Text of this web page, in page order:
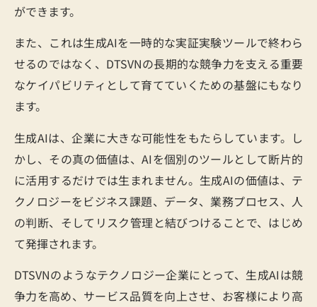
ができます。
また、これは生成AIを一時的な実証実験ツールで終わら
せるのではなく、DTSVNの長期的な競争力を支える重要
なケイパビリティとして育てていくための基盤にもなり
ます。
生成AIは、企業に大きな可能性をもたらしています。し
かし、その真の価値は、AIを個別のツールとして断片的
に活用するだけでは生まれません。生成AIの価値は、テ
クノロジーをビジネス課題、データ、業務プロセス、人
の判断、そしてリスク管理と結びつけることで、はじめ
て発揮されます。
DTSVNのようなテクノロジー企業にとって、生成AIは競
争力を高め、サービス品質を向上させ、お客様により高